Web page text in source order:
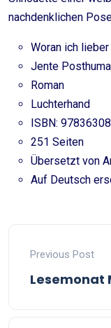
nachdenklichen
Woran ich
Jente Posthuma
Roman
Luchterhand
ISBN:
251 Seiten
Übersetzt von
Auf Deutsch
Previous Post
Lesemonat